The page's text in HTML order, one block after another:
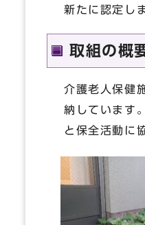
新たに認定し
取組の概
介護老人保健
納しています
と保全活動に